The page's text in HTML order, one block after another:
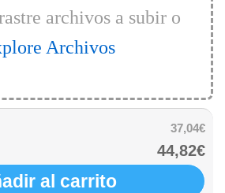
archivos a subir o
Archivos
37,04€
44,82€
al carrito